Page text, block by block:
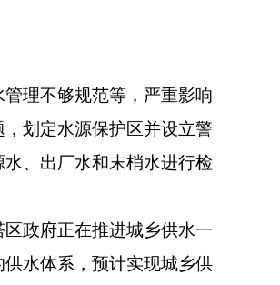
理不够规范等，严重影响
划定水源保护区并设立警
、出厂水和末梢水进行检
政府正在推进城乡供水一
水体系，预计实现城乡供